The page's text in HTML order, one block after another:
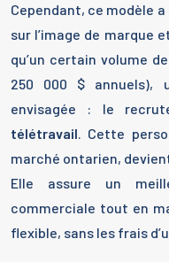
Cependant, ce modèle
sur l’image de marque
qu’un certain volume
250 000 $ annuels),
envisagée : le
télétravail. Cette
marché ontarien,
Elle assure un
commerciale tout en
flexible, sans les frais